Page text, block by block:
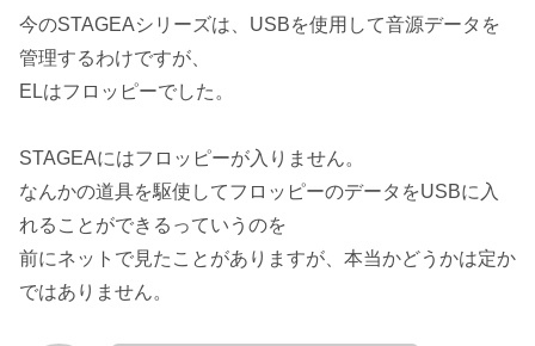
今のSTAGEAシリーズは、USBを使用して音源データを
管理するわけですが、
ELはフロッピーでした。
STAGEAにはフロッピーが入りません。
なんかの道具を駆使してフロッピーのデータをUSBに入
れることができるっていうのを
前にネットで見たことがありますが、本当かどうかは定か
ではありません。